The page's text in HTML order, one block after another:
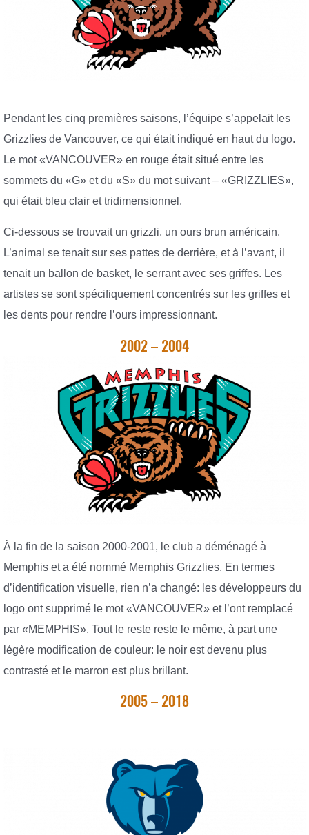
Pendant les cinq premières saisons, l’équipe s’appelait les
Grizzlies de Vancouver, ce qui était indiqué en haut du logo.
Le mot «VANCOUVER» en rouge était situé entre les
sommets du «G» et du «S» du mot suivant – «GRIZZLIES»,
qui était bleu clair et tridimensionnel.
Ci-dessous se trouvait un grizzli, un ours brun américain.
L’animal se tenait sur ses pattes de derrière, et à l’avant, il
tenait un ballon de basket, le serrant avec ses griffes. Les
artistes se sont spécifiquement concentrés sur les griffes et
les dents pour rendre l’ours impressionnant.
2002 – 2004
À la fin de la saison 2000-2001, le club a déménagé à
Memphis et a été nommé Memphis Grizzlies. En termes
d’identification visuelle, rien n’a changé: les développeurs du
logo ont supprimé le mot «VANCOUVER» et l’ont remplacé
par «MEMPHIS». Tout le reste reste le même, à part une
légère modification de couleur: le noir est devenu plus
contrasté et le marron est plus brillant.
2005 – 2018